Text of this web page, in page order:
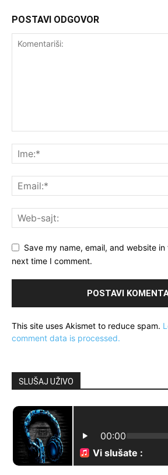
POSTAVI ODGOVOR
Save my name, email, and website
next time I comment.
This site uses Akismet to reduce spam.
comment data is processed.
SLUŠAJ UŽIVO